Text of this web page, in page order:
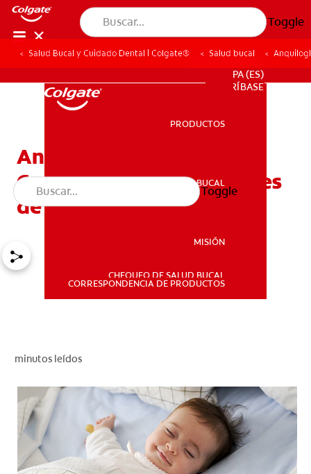
Toggle
SALUD BUCAL
PROMOCIONES
SUSCRÍBASE
PA (ES)
SUSCRÍBASE
PRODUCTOS
SALUD BUCAL
MISIÓN
CHEQUEO DE SALUD BUCAL
CORRESPONDENCIA DE PRODUCTOS
Toggle
Salud Bucal y Cuidado Dental | Colgate® Salud bucal
Anquiloglosia posterior:
Complicaciones y opciones
de tratamiento
minutos leídos